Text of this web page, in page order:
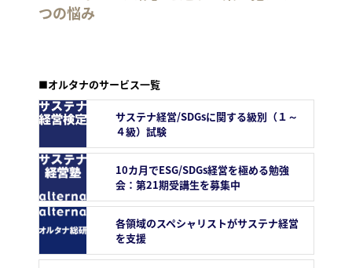
つの悩み
■オルタナのサービス一覧
サステナ経営/SDGsに関する級別（１～
４級）試験
10カ月でESG/SDGs経営を極める勉強
会：第21期受講生を募集中
各領域のスペシャリストがサステナ経営
を支援